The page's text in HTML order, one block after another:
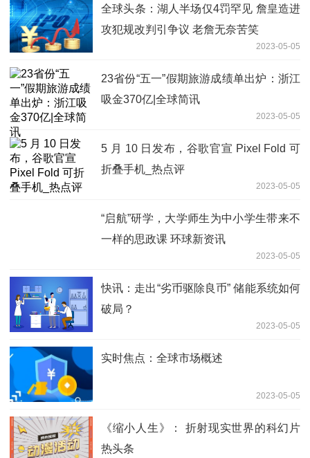
全球头条：湖人半场仅4罚罕见 詹皇造进
攻犯规改判引争议 老詹无奈苦笑
2023-05-05
23省份“五一”假期旅游成绩单出炉：浙江
吸金370亿|全球简讯
2023-05-05
5 月 10 日发布，谷歌官宣 Pixel Fold 可
折叠手机_热点评
2023-05-05
“启航”研学，大学师生为中小学生带来不
一样的思政课 环球新资讯
2023-05-05
快讯：走出“劣币驱除良币” 储能系统如何
破局？
2023-05-05
实时焦点：全球市场概述
2023-05-05
《缩小人生》： 折射现实世界的科幻片
热头条